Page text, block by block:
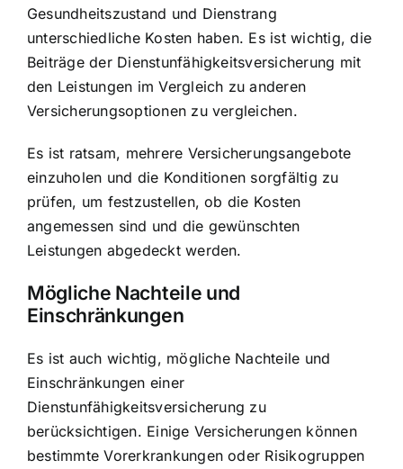
Gesundheitszustand und Dienstrang
unterschiedliche Kosten haben. Es ist wichtig, die
Beiträge der Dienstunfähigkeitsversicherung mit
den Leistungen im Vergleich zu anderen
Versicherungsoptionen zu vergleichen.
Es ist ratsam, mehrere Versicherungsangebote
einzuholen und die Konditionen sorgfältig zu
prüfen, um festzustellen, ob die Kosten
angemessen sind und die gewünschten
Leistungen abgedeckt werden.
Mögliche Nachteile und
Einschränkungen
Es ist auch wichtig, mögliche Nachteile und
Einschränkungen einer
Dienstunfähigkeitsversicherung zu
berücksichtigen. Einige Versicherungen können
bestimmte Vorerkrankungen oder Risikogruppen